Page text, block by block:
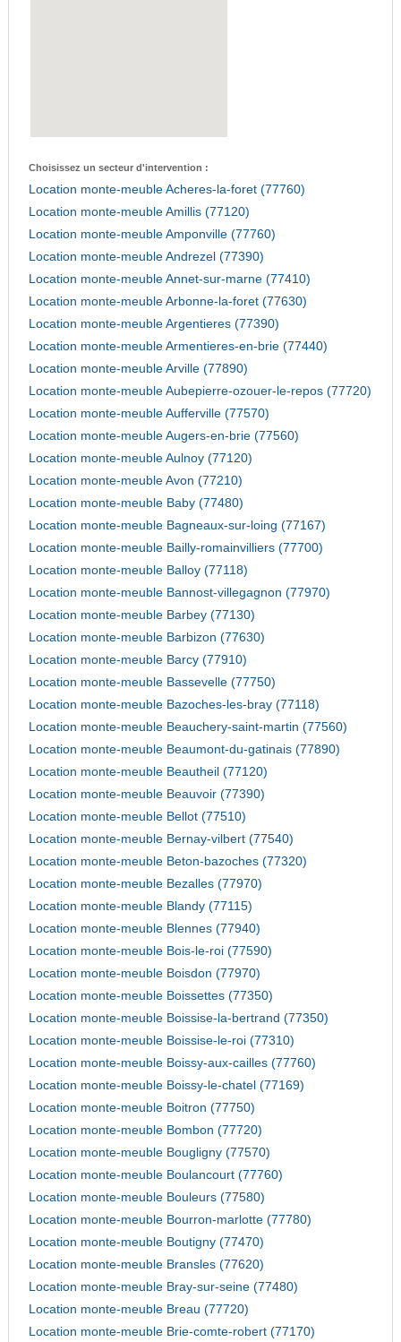
Choisissez un secteur d'intervention :
Location monte-meuble Acheres-la-foret (77760)
Location monte-meuble Amillis (77120)
Location monte-meuble Amponville (77760)
Location monte-meuble Andrezel (77390)
Location monte-meuble Annet-sur-marne (77410)
Location monte-meuble Arbonne-la-foret (77630)
Location monte-meuble Argentieres (77390)
Location monte-meuble Armentieres-en-brie (77440)
Location monte-meuble Arville (77890)
Location monte-meuble Aubepierre-ozouer-le-repos (77720)
Location monte-meuble Aufferville (77570)
Location monte-meuble Augers-en-brie (77560)
Location monte-meuble Aulnoy (77120)
Location monte-meuble Avon (77210)
Location monte-meuble Baby (77480)
Location monte-meuble Bagneaux-sur-loing (77167)
Location monte-meuble Bailly-romainvilliers (77700)
Location monte-meuble Balloy (77118)
Location monte-meuble Bannost-villegagnon (77970)
Location monte-meuble Barbey (77130)
Location monte-meuble Barbizon (77630)
Location monte-meuble Barcy (77910)
Location monte-meuble Bassevelle (77750)
Location monte-meuble Bazoches-les-bray (77118)
Location monte-meuble Beauchery-saint-martin (77560)
Location monte-meuble Beaumont-du-gatinais (77890)
Location monte-meuble Beautheil (77120)
Location monte-meuble Beauvoir (77390)
Location monte-meuble Bellot (77510)
Location monte-meuble Bernay-vilbert (77540)
Location monte-meuble Beton-bazoches (77320)
Location monte-meuble Bezalles (77970)
Location monte-meuble Blandy (77115)
Location monte-meuble Blennes (77940)
Location monte-meuble Bois-le-roi (77590)
Location monte-meuble Boisdon (77970)
Location monte-meuble Boissettes (77350)
Location monte-meuble Boissise-la-bertrand (77350)
Location monte-meuble Boissise-le-roi (77310)
Location monte-meuble Boissy-aux-cailles (77760)
Location monte-meuble Boissy-le-chatel (77169)
Location monte-meuble Boitron (77750)
Location monte-meuble Bombon (77720)
Location monte-meuble Bougligny (77570)
Location monte-meuble Boulancourt (77760)
Location monte-meuble Bouleurs (77580)
Location monte-meuble Bourron-marlotte (77780)
Location monte-meuble Boutigny (77470)
Location monte-meuble Bransles (77620)
Location monte-meuble Bray-sur-seine (77480)
Location monte-meuble Breau (77720)
Location monte-meuble Brie-comte-robert (77170)